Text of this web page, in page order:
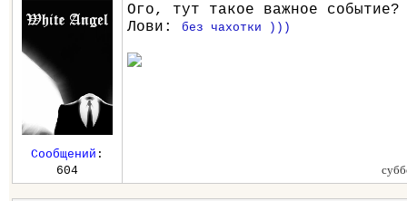
Ого, тут такое важное событие?
Лови:без чахотки )))
Сообщений :
604